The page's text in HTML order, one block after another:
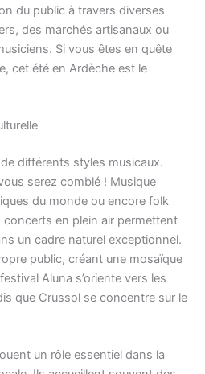
du public à travers diverses
des marchés artisanaux ou
Si vous êtes en quête
cet été en Ardèche est le
de différents styles musicaux.
serez comblé ! Musique
du monde ou encore folk
en plein air permettent
un cadre naturel exceptionnel.
public, créant une mosaïque
Aluna s’oriente vers les
que Crussol se concentre sur le
un rôle essentiel dans la